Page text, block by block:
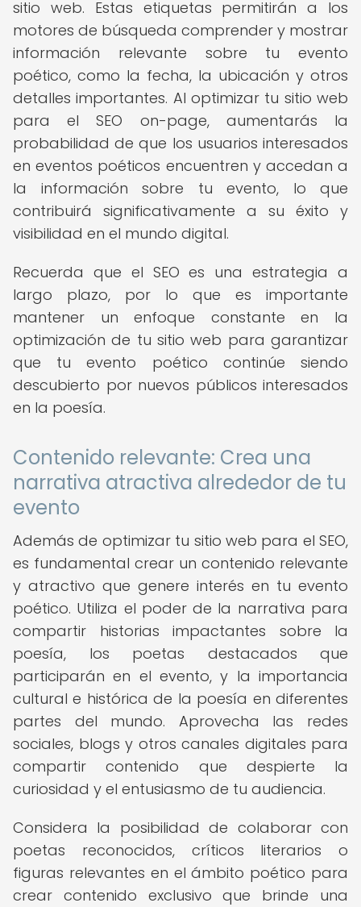
sitio web. Estas etiquetas permitirán a los
motores de búsqueda comprender y mostrar
información relevante sobre tu evento
poético, como la fecha, la ubicación y otros
detalles importantes. Al optimizar tu sitio web
para el SEO on-page, aumentarás la
probabilidad de que los usuarios interesados
en eventos poéticos encuentren y accedan a
la información sobre tu evento, lo que
contribuirá significativamente a su éxito y
visibilidad en el mundo digital.
Recuerda que el SEO es una estrategia a
largo plazo, por lo que es importante
mantener un enfoque constante en la
optimización de tu sitio web para garantizar
que tu evento poético continúe siendo
descubierto por nuevos públicos interesados
en la poesía.
Contenido relevante: Crea una
narrativa atractiva alrededor de tu
evento
Además de optimizar tu sitio web para el SEO,
es fundamental crear un contenido relevante
y atractivo que genere interés en tu evento
poético. Utiliza el poder de la narrativa para
compartir historias impactantes sobre la
poesía, los poetas destacados que
participarán en el evento, y la importancia
cultural e histórica de la poesía en diferentes
partes del mundo. Aprovecha las redes
sociales, blogs y otros canales digitales para
compartir contenido que despierte la
curiosidad y el entusiasmo de tu audiencia.
Considera la posibilidad de colaborar con
poetas reconocidos, críticos literarios o
figuras relevantes en el ámbito poético para
crear contenido exclusivo que brinde una